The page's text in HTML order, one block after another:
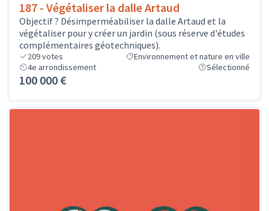
187 - Végétaliser la dalle Artaud
Objectif ? Désimperméabiliser la dalle Artaud et la
végétaliser pour y créer un jardin (sous réserve d'études
complémentaires géotechniques).
209votes
Environnement et nature en ville
4e arrondissement
Sélectionné
100 000 €